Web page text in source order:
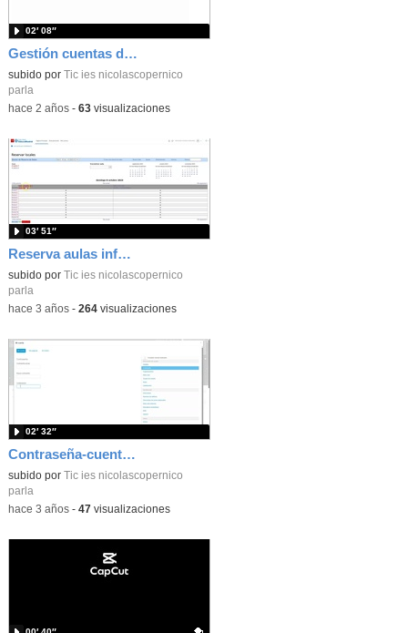
Gestión cuentas de alumnos
subido por
Tic ies nicolascopernico
parla
02′ 08″
-hace 2 años- 63visualizaciones
Reserva aulas informática
subido por
Tic ies nicolascopernico
parla
03′ 51″
-hace 3 años- 264visualizaciones
Contraseña-cuenta alternativa Educamadrid
subido por
Tic ies nicolascopernico
parla
02′ 32″
-hace 3 años- 47 visualizaciones